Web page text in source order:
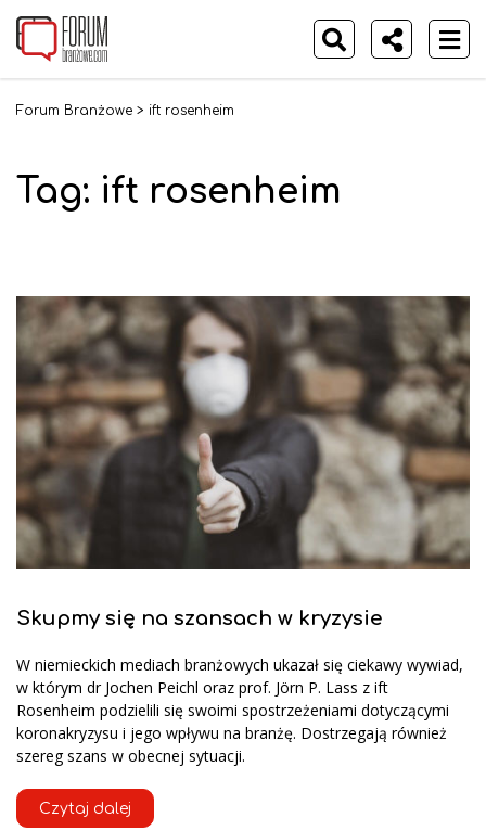
Forum Branżowe > ift rosenheim
Tag: ift rosenheim
Skupmy się na szansach w kryzysie
W niemieckich mediach branżowych ukazał się ciekawy wywiad,
w którym dr Jochen Peichl oraz prof. Jörn P. Lass z ift
Rosenheim podzielili się swoimi spostrzeżeniami dotyczącymi
koronakryzysu i jego wpływu na branżę. Dostrzegają również
szereg szans w obecnej sytuacji.
Czytaj dalej